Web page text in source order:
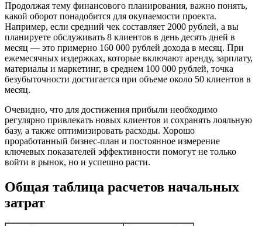
Продолжая тему финансового планирования, важно понять,
какой оборот понадобится для окупаемости проекта.
Например, если средний чек составляет 2000 рублей, а вы
планируете обслуживать 8 клиентов в день десять дней в
месяц — это примерно 160 000 рублей дохода в месяц. При
ежемесячных издержках, которые включают аренду, зарплату,
материалы и маркетинг, в среднем 100 000 рублей, точка
безубыточности достигается при объеме около 50 клиентов в
месяц.
Очевидно, что для достижения прибыли необходимо
регулярно привлекать новых клиентов и сохранять лояльную
базу, а также оптимизировать расходы. Хорошо
проработанный бизнес-план и постоянное измерение
ключевых показателей эффективности помогут не только
войти в рынок, но и успешно расти.
Общая таблица расчетов начальных
затрат